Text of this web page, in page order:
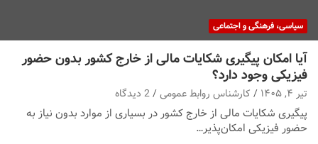
سیاسی، فرهنگی و اجتماعی
آیا امکان پیگیری شکایات مالی از خارج کشور بدون حضور
فیزیکی وجود دارد؟
تیر ۴, ۱۴۰۵ کارشناس روابط عمومی 2 دیدگاه
پیگیری شکایات مالی از خارج کشور در بسیاری از موارد بدون نیاز به
حضور فیزیکی امکان‌پذیر…